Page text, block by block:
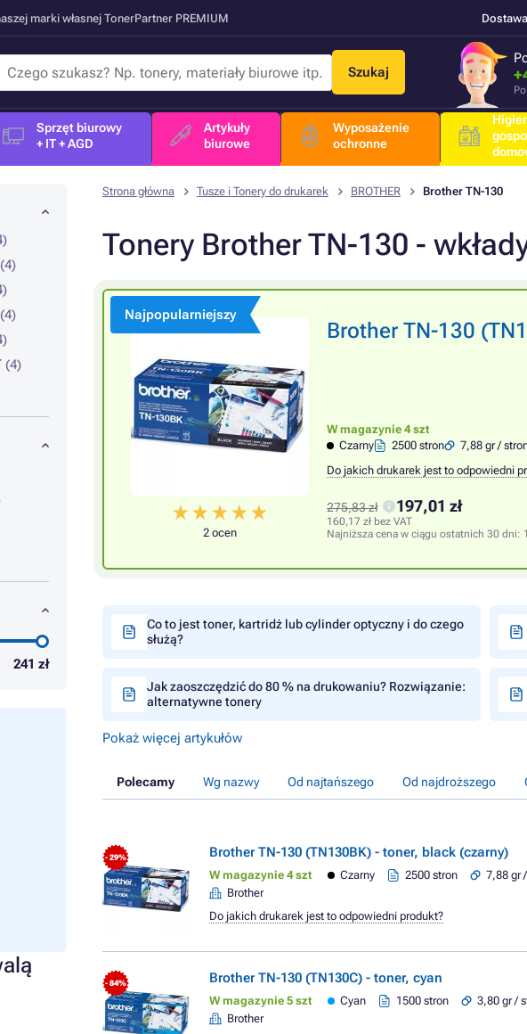
marki własnej TonerPartner PREMIUM
Szukaj
Sprzęt biurowy
+ IT + AGD
Artykuły
biurowe
Wyposażenie
ochronne
(4)
(4)
(4)
241 zł
Strona główna Tusze i Tonery do drukarek BROTHER Brother TN-130
Tonery Brother TN-130 -
Najpopularniejszy
2 ocen
Brother TN-130
W magazynie 4 szt
Czarny
2500 stron 7,88 gr /
Do jakich drukarek jest to odpowiedni
275,83 zł 197,01 zł
160,17 zł bez VAT
Najniższa cena w ciągu ostatnich 30 dni:
Co to jest toner, kartridż lub cylinder optyczny i do czego
służą?
Jak zaoszczędzić do 80 % na drukowaniu? Rozwiązanie:
alternatywne tonery
Pokaż więcej artykułów
Polecamy Wg nazwy Od najtańszego Od najdroższego
- 29% Brother TN-130 (TN130BK) - toner, black (czarny)
W magazynie 4 szt Czarny 2500 stron
7,88 gr
Brother
Do jakich drukarek jest to odpowiedni produkt?
- 84% Brother TN-130 (TN130C) - toner, cyan
W magazynie 5 szt Cyan 1500 stron
3,80 gr /
Brother